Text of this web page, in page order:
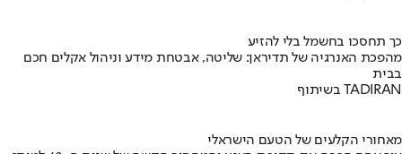
כך תחסכו בחשמל בלי להזיע
מהפכת האנרגיה של תדיראן: שליטה, אבטחת מידע וניהול אקלים חכם
בבית
בשיתוף TADIRAN
מאחורי הקלעים של הטעם הישראלי